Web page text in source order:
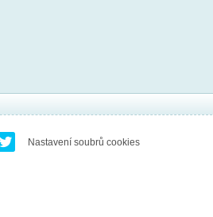
Nastavení soubrů cookies